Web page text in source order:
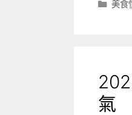
分
美食
氣